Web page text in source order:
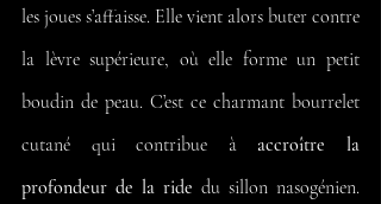
les joues s’affaisse. Elle vient alors buter contre
la lèvre supérieure, où elle forme un petit
boudin de peau. C’est ce charmant bourrelet
cutané qui contribue à accroître la
profondeur de la ride du sillon nasogénien.